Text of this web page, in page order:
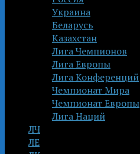
Украина
Беларусь
Казахстан
Лига Чемпионов
Лига Европы
Лига Конференций
Чемпионат Мира
Чемпионат Европы
Лига Наций
ЛЧ
ЛЕ